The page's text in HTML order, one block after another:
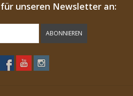
unseren Newsletter an:
ABONNIEREN